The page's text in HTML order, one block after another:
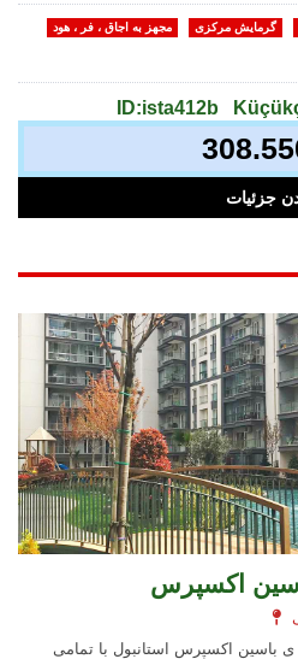
مجهز به اجاق ، فر ، هود گرمایش مرکزی
ID:ista412b
جزئیات
باسین اکسپرس
باسین اکسپرس استانبول با تمامی